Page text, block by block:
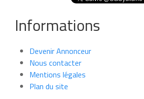
Informations
Devenir Annonceur
Nous contacter
Mentions légales
Plan du site